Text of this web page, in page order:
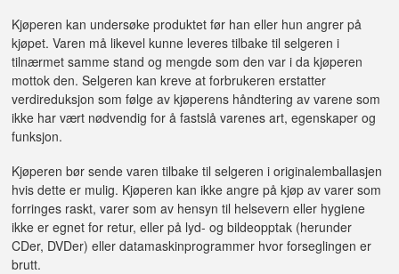
Kjøperen kan undersøke produktet før han eller hun angrer på
kjøpet. Varen må likevel kunne leveres tilbake til selgeren i
tilnærmet samme stand og mengde som den var i da kjøperen
mottok den. Selgeren kan kreve at forbrukeren erstatter
verdireduksjon som følge av kjøperens håndtering av varene som
ikke har vært nødvendig for å fastslå varenes art, egenskaper og
funksjon.
Kjøperen bør sende varen tilbake til selgeren i originalemballasjen
hvis dette er mulig. Kjøperen kan ikke angre på kjøp av varer som
forringes raskt, varer som av hensyn til helsevern eller hygiene
ikke er egnet for retur, eller på lyd- og bildeopptak (herunder
CDer, DVDer) eller datamaskinprogrammer hvor forseglingen er
brutt.